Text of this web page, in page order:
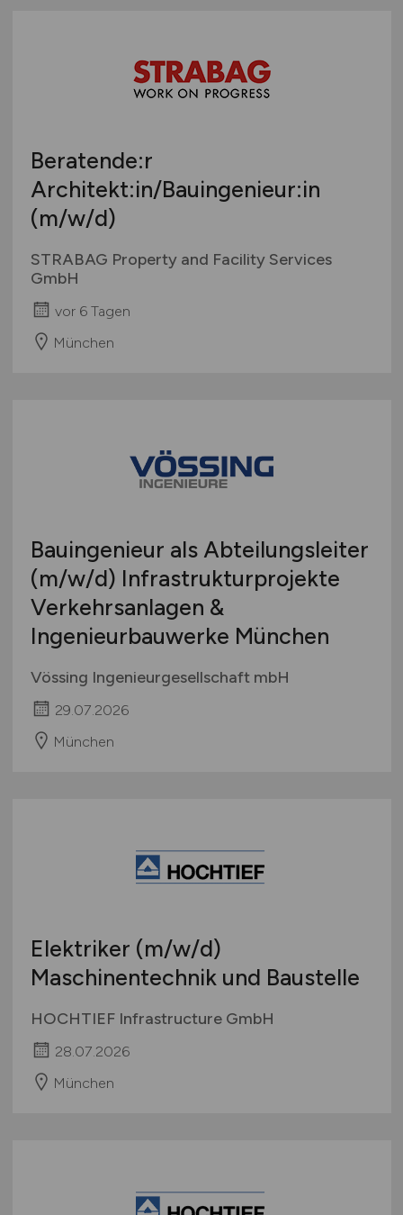
Beratende:r
Architekt:in/Bauingenieur:in
(m/w/d)
STRABAG Property and Facility Services
GmbH
vor 6 Tagen
München
Bauingenieur als Abteilungsleiter
(m/w/d) Infrastrukturprojekte
Verkehrsanlagen &
Ingenieurbauwerke München
Vössing Ingenieurgesellschaft mbH
29.07.2026
München
Elektriker (m/w/d)
Maschinentechnik und Baustelle
HOCHTIEF Infrastructure GmbH
28.07.2026
München